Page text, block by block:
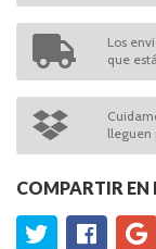
Los
que
lleguen
COMPARTIR EN